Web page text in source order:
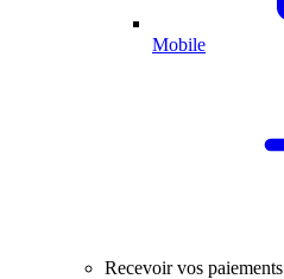
Mobile
Recevoir vos paiements